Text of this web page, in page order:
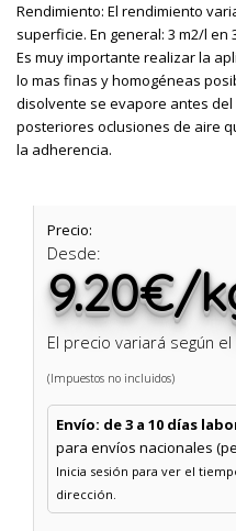
Rendimiento: El rendimiento
superficie. En general: 3 m2/l en
Es muy importante realizar la
lo mas finas y homogéneas
disolvente se evapore antes
posteriores oclusiones de aire
la adherencia.
Precio:
Desde:
9.20€/
El precio variará según
(Impuestos no incluidos)
Envío: de 3 a 10 días
para envíos nacionales
Inicia sesión para ver el
dirección.